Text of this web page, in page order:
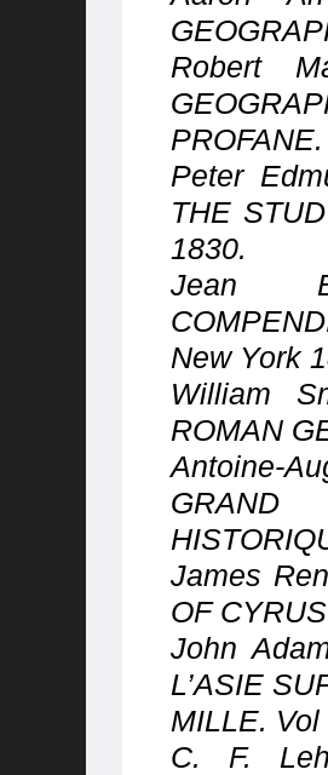
Robert
Peter
THE
1830.
Jean
New York
William
ROMAN
Antoine-
GRAND
James
OF
John
L’ASIE
MILLE.
C. F.